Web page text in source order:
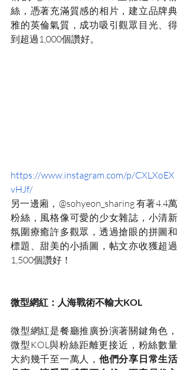
絲，憑著充滿質感的相片，建立品牌典
雅的英倫氣質，成功吸引觀眾目光、得
到超過1,000個讚好。
https://www.instagram.com/p/CXLXoEX
vHJf/
另一邊廂，@sohyeon_sharing 有著4.4萬
粉絲，風格像可愛的少女雜誌，小清新
氛圍療癒許多觀眾，透過搶眼的拼圖和
標題、甜美的小插圖，帖文亦收獲超過
1,500個讚好！
微型網紅：人海戰術不輸大KOL
微型網紅是餐廳推廣扮演著關鍵角色，
微型KOL與粉絲距離更接近，粉絲數量
大約幾千至一萬人， 他們分享日常生活